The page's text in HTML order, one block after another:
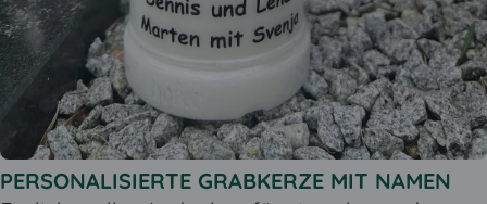
PERSONALISIERTE GRABKERZE MIT NAMEN